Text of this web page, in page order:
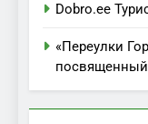
Dobro.ee
«Переулки
посвященный